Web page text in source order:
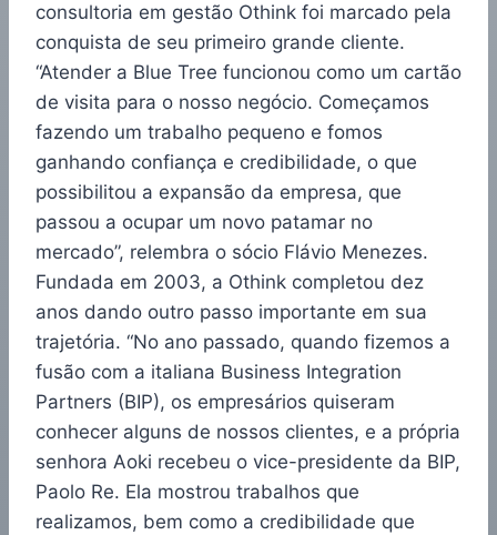
consultoria em gestão Othink foi marcado pela
conquista de seu primeiro grande cliente.
“Atender a Blue Tree funcionou como um cartão
de visita para o nosso negócio. Começamos
fazendo um trabalho pequeno e fomos
ganhando confiança e credibilidade, o que
possibilitou a expansão da empresa, que
passou a ocupar um novo patamar no
mercado”, relembra o sócio Flávio Menezes.
Fundada em 2003, a Othink completou dez
anos dando outro passo importante em sua
trajetória. “No ano passado, quando fizemos a
fusão com a italiana Business Integration
Partners (BIP), os empresários quiseram
conhecer alguns de nossos clientes, e a própria
senhora Aoki recebeu o vice-presidente da BIP,
Paolo Re. Ela mostrou trabalhos que
realizamos, bem como a credibilidade que